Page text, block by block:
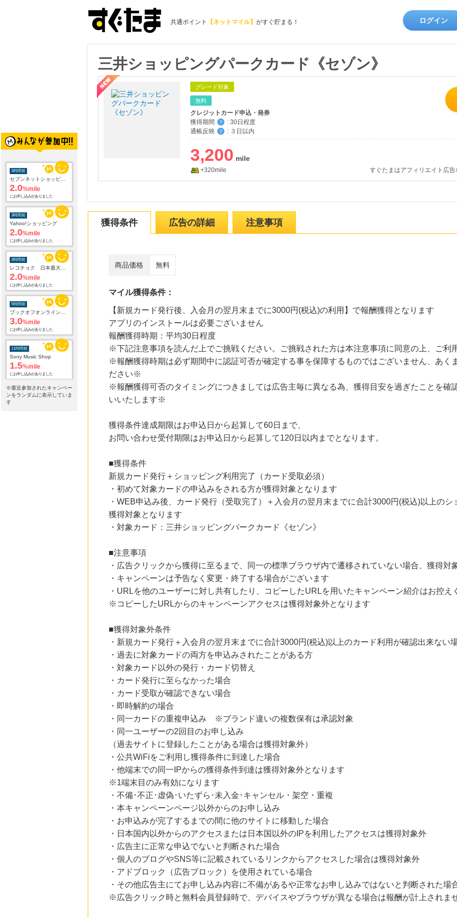
共通ポイント 【ネットマイル】 がすぐ貯まる！ ログイン
3時間前
2.0%mile
にお申し込みがありました
3時間前
Yahoo!ショッピング
2.0%mile
にお申し込みがありました
3時間前
2.0%mile
にお申し込みがありました
5時間前
3.0%mile
にお申し込みがありました
11時間前
Sony Music Shop
1.5%mile
にお申し込みがありました
20時間前
楽天Kobo
※最近参加されたキャンペー
ンをランダムに表示していま
す
三井ショッピングパークカード《セゾン》
グレード対象
無料
クレジットカード申込・発券
獲得期間
？ : 30日程度
通帳反映
？ : ３日以内
3,200
+320mile すぐたまはアフィリエイト広
獲得条件 広告の詳細 注意事項
商品価格 無料
マイル獲得条件：
【新規カード発行後、入会月の翌月末までに3000円(税込)の利用】で報酬獲得となります
アプリのインストールは必要ございません
報酬獲得時期：平均30日程度
※下記注意事項を読んだ上でご挑戦ください。ご挑戦された方は本注意事項に同意の上、ご利
※報酬獲得時期は必ず期間中に認証可否が確定する事を保障するものではございません、あく
ださい※
※報酬獲得可否のタイミングにつきましては広告主毎に異なる為、獲得目安を過ぎたことを確
いいたします※
獲得条件達成期限はお申込日から起算して60日まで、
お問い合わせ受付期限はお申込日から起算して120日以内までとなります。
■獲得条件
新規カード発行＋ショッピング利用完了（カード受取必須）
・初めて対象カードの申込みをされる方が獲得対象となります
・WEB申込み後、カード発行（受取完了）＋入会月の翌月末までに合計3000円(税込)以上の
獲得対象となります
・対象カード：三井ショッピングパークカード《セゾン》
■注意事項
・広告クリックから獲得に至るまで、同一の標準ブラウザ内で遷移されていない場合、獲得対
・キャンペーンは予告なく変更・終了する場合がございます
・URLを他のユーザーに対し共有したり、コピーしたURLを用いたキャンペーン紹介はお控え
※コピーしたURLからのキャンペーンアクセスは獲得対象外となります
■獲得対象外条件
・新規カード発行＋入会月の翌月末までに合計3000円(税込)以上のカード利用が確認出来ない
・過去に対象カードの両方を申込みされたことがある方
・対象カード以外の発行・カード切替え
・カード発行に至らなかった場合
・カード受取が確認できない場合
・即時解約の場合
・同一カードの重複申込み ※ブランド違いの複数保有は承認対象
・同一ユーザーの2回目のお申し込み
（過去サイトに登録したことがある場合は獲得対象外）
・公共WiFiをご利用し獲得条件に到達した場合
・他端末での同一IPからの獲得条件到達は獲得対象外となります
※1端末目のみ有効になります
・不備･不正･虚偽･いたずら･未入金･キャンセル・架空・重複
・本キャンペーンページ以外からのお申し込み
・お申込みが完了するまでの間に他のサイトに移動した場合
・日本国内以外からのアクセスまたは日本国以外のIPを利用したアクセスは獲得対象外
・広告主に正常な申込でないと判断された場合
・個人のブログやSNS等に記載されているリンクからアクセスした場合は獲得対象外
・アドブロック（広告ブロック）を使用されている場合
・その他広告主にてお申し込み内容に不備があるや正常なお申し込みではないと判断された場
※広告クリック時と無料会員登録時で、デバイスやブラウザが異なる場合は報酬が計上されませ